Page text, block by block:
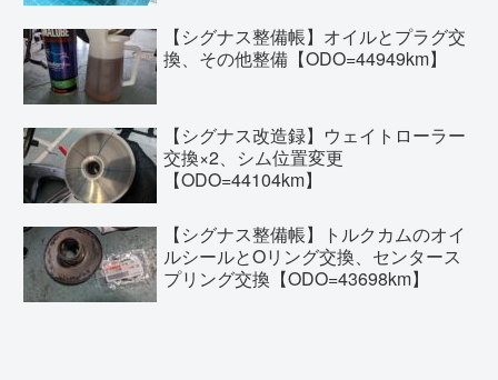
【シグナス整備帳】オイルとプラグ交
換、その他整備【ODO=44949km】
【シグナス改造録】ウェイトローラー
交換×2、シム位置変更
【ODO=44104km】
【シグナス整備帳】トルクカムのオイ
ルシールとOリング交換、センタース
プリング交換【ODO=43698km】